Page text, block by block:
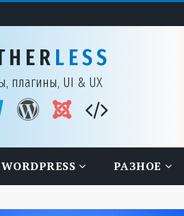
LESS
плагины, UI & UX
WORDPRESS РАЗНОЕ